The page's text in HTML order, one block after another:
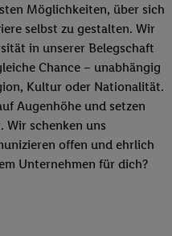
Möglichkeiten, über sich
selbst zu gestalten. Wir
in unserer Belegschaft
Chance – unabhängig
Kultur oder Nationalität.
Augenhöhe und setzen
Wir schenken uns
offen und ehrlich
Unternehmen für dich?